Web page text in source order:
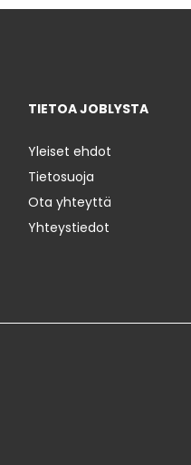
TIETOA JOBLYSTA
Yleiset ehdot
Tietosuoja
Ota yhteyttä
Yhteystiedot